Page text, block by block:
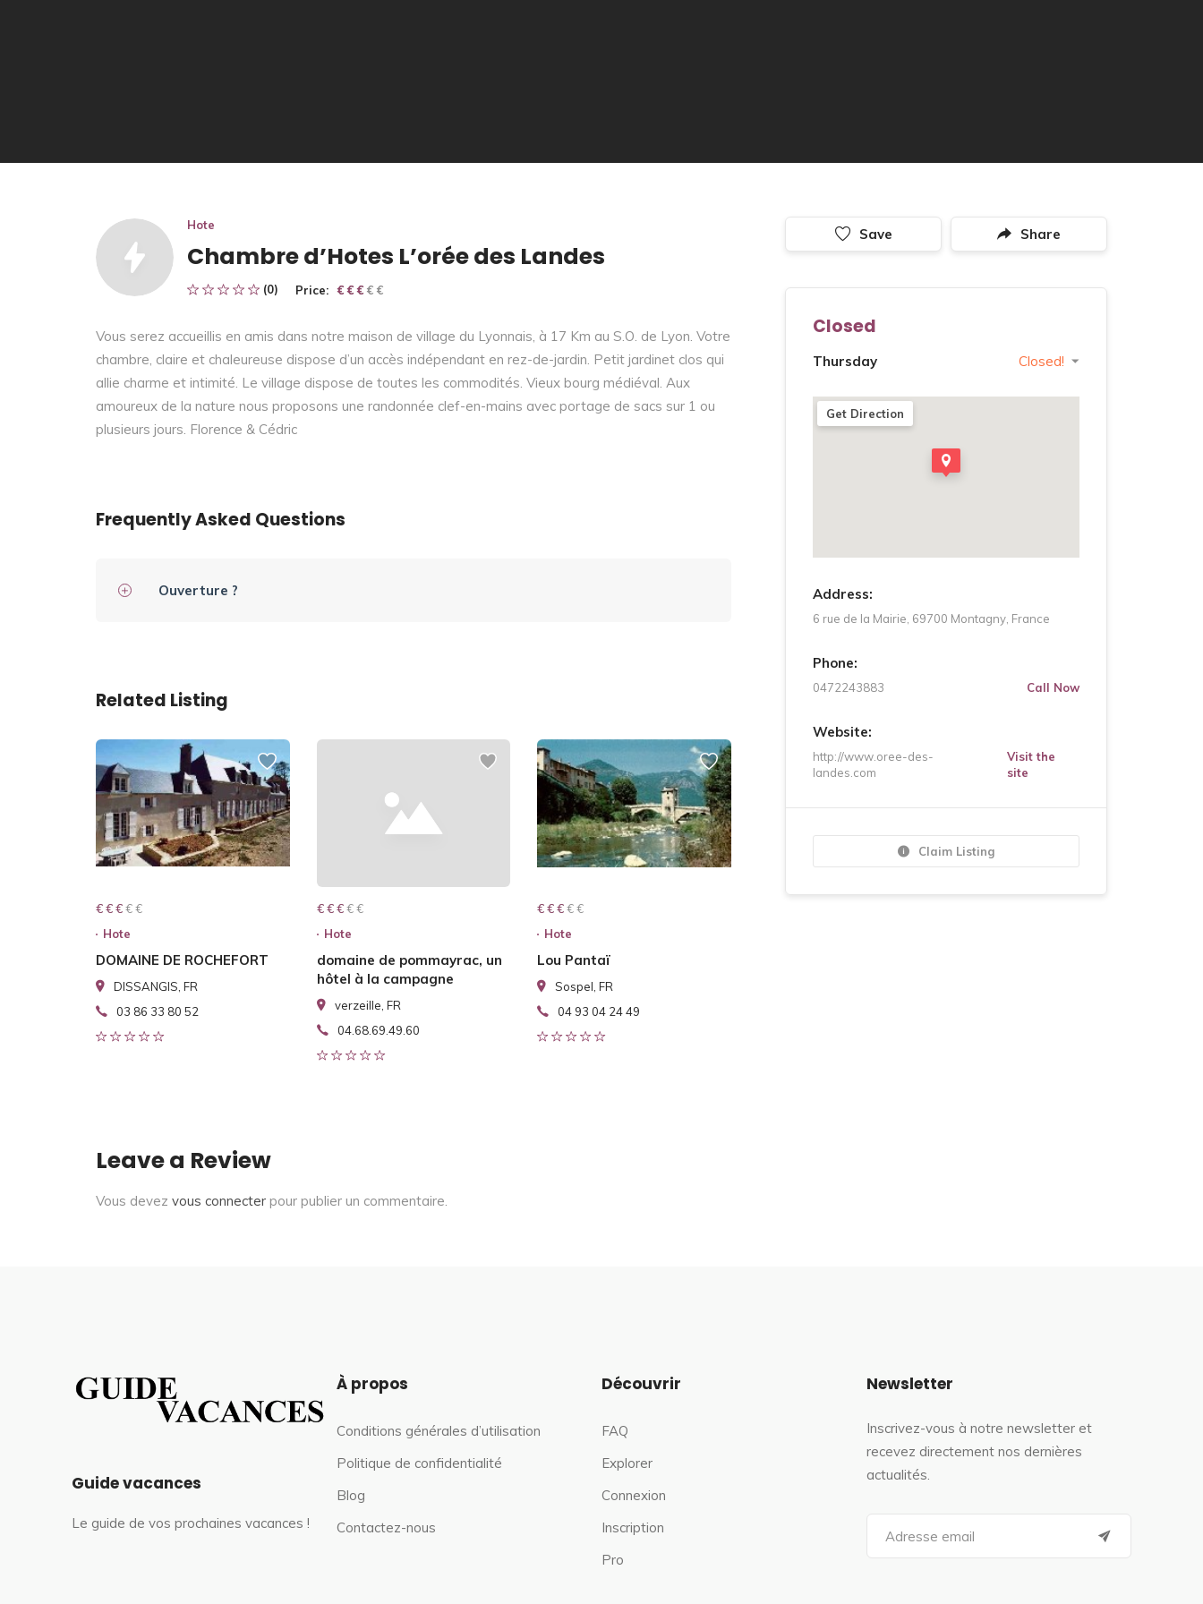
Hote
Chambre d’Hotes L’orée des Landes
(0) Price: € € € € €
€ € €
Vous serez accueillis en amis dans notre maison de village du Lyonnais, à 17 Km au S.O. de Lyon. Votre
chambre, claire et chaleureuse dispose d’un accès indépendant en rez-de-jardin. Petit jardinet clos qui
allie charme et intimité. Le village dispose de toutes les commodités. Vieux bourg médiéval. Aux
amoureux de la nature nous proposons une randonnée clef-en-mains avec portage de sacs sur 1 ou
plusieurs jours. Florence & Cédric
Frequently Asked Questions
Ouverture ?
Related Listing
€ € € € €
€ € €
Hote
DOMAINE DE ROCHEFORT
DISSANGIS, FR
03 86 33 80 52
€ € € € €
€ € €
Hote
domaine de pommayrac, un
hôtel à la campagne
verzeille, FR
04.68.69.49.60
€ € € € €
€ € €
Hote
Lou Pantaï
Sospel, FR
04 93 04 24 49
Leave a Review
Vous devez vous connecter pour publier un commentaire.
Save Share
Closed
Thursday Closed!
Get Direction
Address:
6 rue de la Mairie, 69700 Montagny, France
Phone:
0472243883 Call Now
Website:
http://www.oree-des-
landes.com
Visit the
site
Claim Listing
Guide vacances
Le guide de vos prochaines vacances !
À propos
Conditions générales d’utilisation
Politique de confidentialité
Blog
Contactez-nous
Découvrir
FAQ
Explorer
Connexion
Inscription
Pro
Newsletter
Inscrivez-vous à notre newsletter et
recevez directement nos dernières
actualités.
a